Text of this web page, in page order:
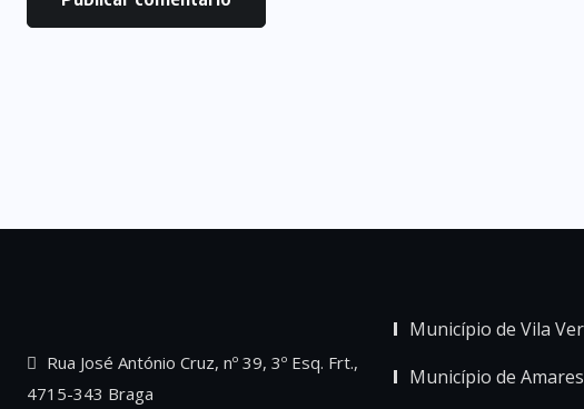
Rua José António Cruz, nº 39, 3º Esq. Frt.,
4715-343 Braga
Município de Vila
Município de Amares